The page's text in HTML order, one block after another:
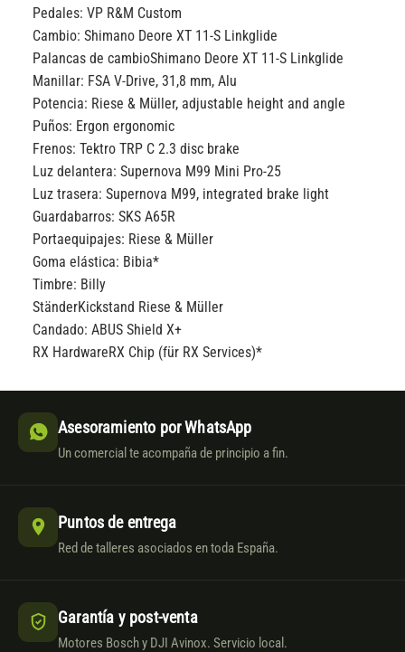
Pedales:VP R&M Custom
Cambio:Shimano Deore XT 11-S Linkglide
Palancas de cambioShimano Deore XT 11-S Linkglide
Manillar: FSA V-Drive, 31,8 mm, Alu
Potencia: Riese & Müller, adjustable height and angle
Puños: Ergon ergonomic
Frenos:Tektro TRP C 2.3 disc brake
Luz delantera:Supernova M99 Mini Pro-25
Luz trasera:Supernova M99, integrated brake light
Guardabarros:SKS A65R
Portaequipajes: Riese & Müller
Goma elástica: Bibia*
Timbre: Billy
StänderKickstand Riese & Müller
Candado:ABUS Shield X+
RX HardwareRX Chip (für RX Services)*
Asesoramiento por WhatsApp
Un comercial te acompaña de principio a fin.
Puntos de entrega
Red de talleres asociados en toda España.
Garantía y post-venta
Motores Bosch y DJI Avinox. Servicio local.